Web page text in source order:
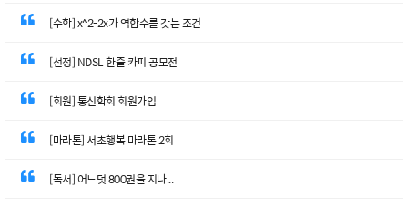
[수학] x^2-2x가 역함수를 갖는 조건
[선정] NDSL 한줄 카피 공모전
[회원] 통신학회 회원가입
[마라톤] 서초행복 마라톤 2회
[독서] 어느덧 800권을 지나...